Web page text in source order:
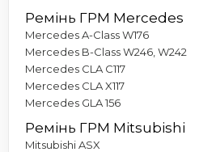
Ремінь ГРМ Mercedes
Mercedes A-Class W176
Mercedes B-Class W246, W242
Mercedes CLA C117
Mercedes CLA X117
Mercedes GLA 156
Ремінь ГРМ Mitsubishi
Mitsubishi ASX